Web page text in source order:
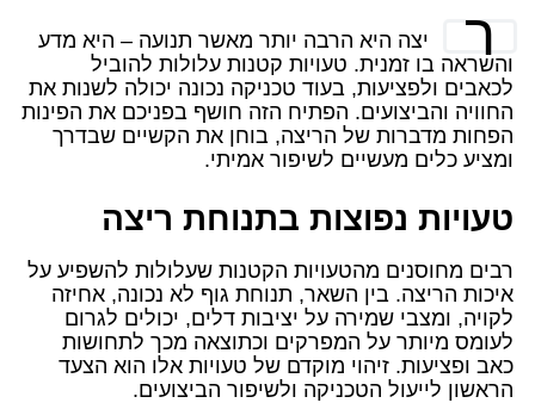
ר
יצה היא הרבה יותר מאשר תנועה – היא מדע
והשראה בו זמנית. טעויות קטנות עלולות להוביל
לכאבים ולפציעות, בעוד טכניקה נכונה יכולה לשנות את
החוויה והביצועים. הפתיח הזה חושף בפניכם את הפינות
הפחות מדברות של הריצה, בוחן את הקשיים שבדרך
ומציע כלים מעשיים לשיפור אמיתי.
טעויות נפוצות בתנוחת ריצה
רבים מחוסנים מהטעויות הקטנות שעלולות להשפיע על
איכות הריצה. בין השאר, תנוחת גוף לא נכונה, אחיזה
לקויה, ומצבי שמירה על יציבות דלים, יכולים לגרום
לעומס מיותר על המפרקים וכתוצאה מכך לתחושות
כאב ופציעות. זיהוי מוקדם של טעויות אלו הוא הצעד
הראשון לייעול הטכניקה ולשיפור הביצועים.